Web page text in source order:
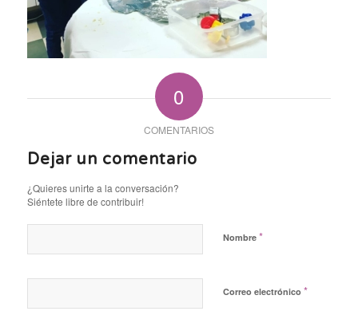
0
COMENTARIOS
Dejar un comentario
¿Quieres unirte a la conversación?
Siéntete libre de contribuir!
Nombre *
Correo electrónico *